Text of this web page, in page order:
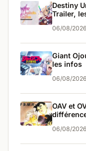
Destiny
Trailer,
06/08/2026
Giant
les infos
06/08/2026
OAV et
06/08/2026